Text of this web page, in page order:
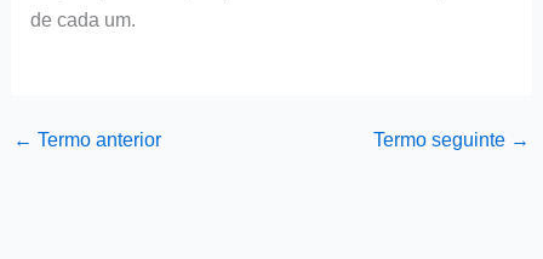
de cada um.
← Termo anterior Termo seguinte →